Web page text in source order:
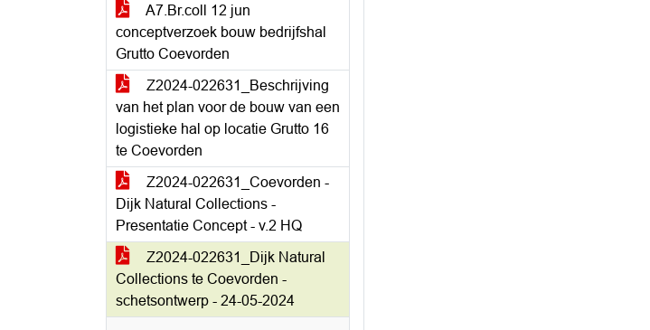
A7.Br.coll 12 jun
conceptverzoek bouw bedrijfshal
Grutto Coevorden
Z2024-022631_Beschrijving
van het plan voor de bouw van een
logistieke hal op locatie Grutto 16
te Coevorden
Z2024-022631_Coevorden -
Dijk Natural Collections -
Presentatie Concept - v.2 HQ
Z2024-022631_Dijk Natural
Collections te Coevorden -
schetsontwerp - 24-05-2024